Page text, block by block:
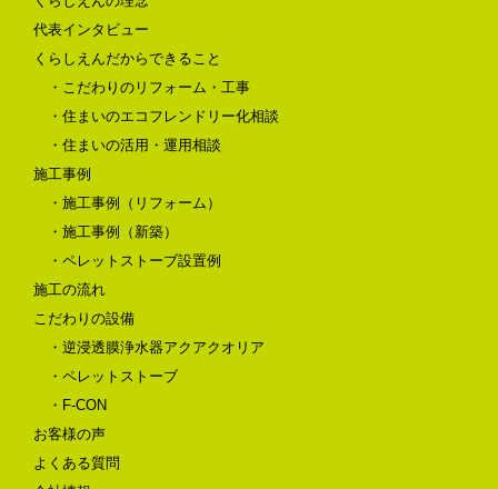
代表インタビュー
くらしえんだからできること
・こだわりのリフォーム・工事
・住まいのエコフレンドリー化相談
・住まいの活用・運用相談
施工事例
・施工事例（リフォーム）
・施工事例（新築）
・ペレットストーブ設置例
施工の流れ
こだわりの設備
・逆浸透膜浄水器アクアクオリア
・ペレットストーブ
・F-CON
お客様の声
よくある質問